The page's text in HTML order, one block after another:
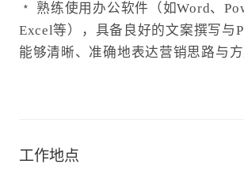
﹡ 熟练使用办公软件（如Word、
Excel等），具备良好的文案撰写与
能够清晰、准确地表达营销思路与方
工作地点